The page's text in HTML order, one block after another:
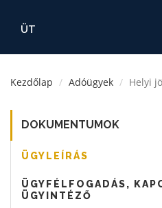
ÜT
Kezdőlap Adóügyek Helyi
DOKUMENTUMOK
ÜGYLEÍRÁS
ÜGYFÉLFOGADÁS,
ÜGYINTÉZŐ